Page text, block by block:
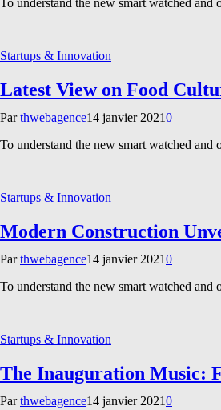
To understand the new smart watched
Startups & Innovation
Latest View on Food
Par thwebagence14 janvier 20210
To understand the new smart watched
Startups & Innovation
Modern Construction
Par thwebagence14 janvier 20210
To understand the new smart watched
Startups & Innovation
The Inauguration Music:
Par thwebagence14 janvier 20210